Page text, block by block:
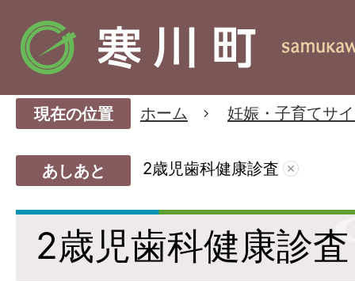
現在の位置 ホーム 妊娠・子育てサ
あしあと 2歳児歯科健康診査
2歳児歯科健康診査